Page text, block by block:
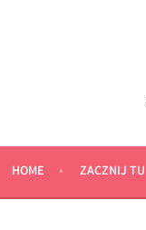
HOME ZACZNIJ TU